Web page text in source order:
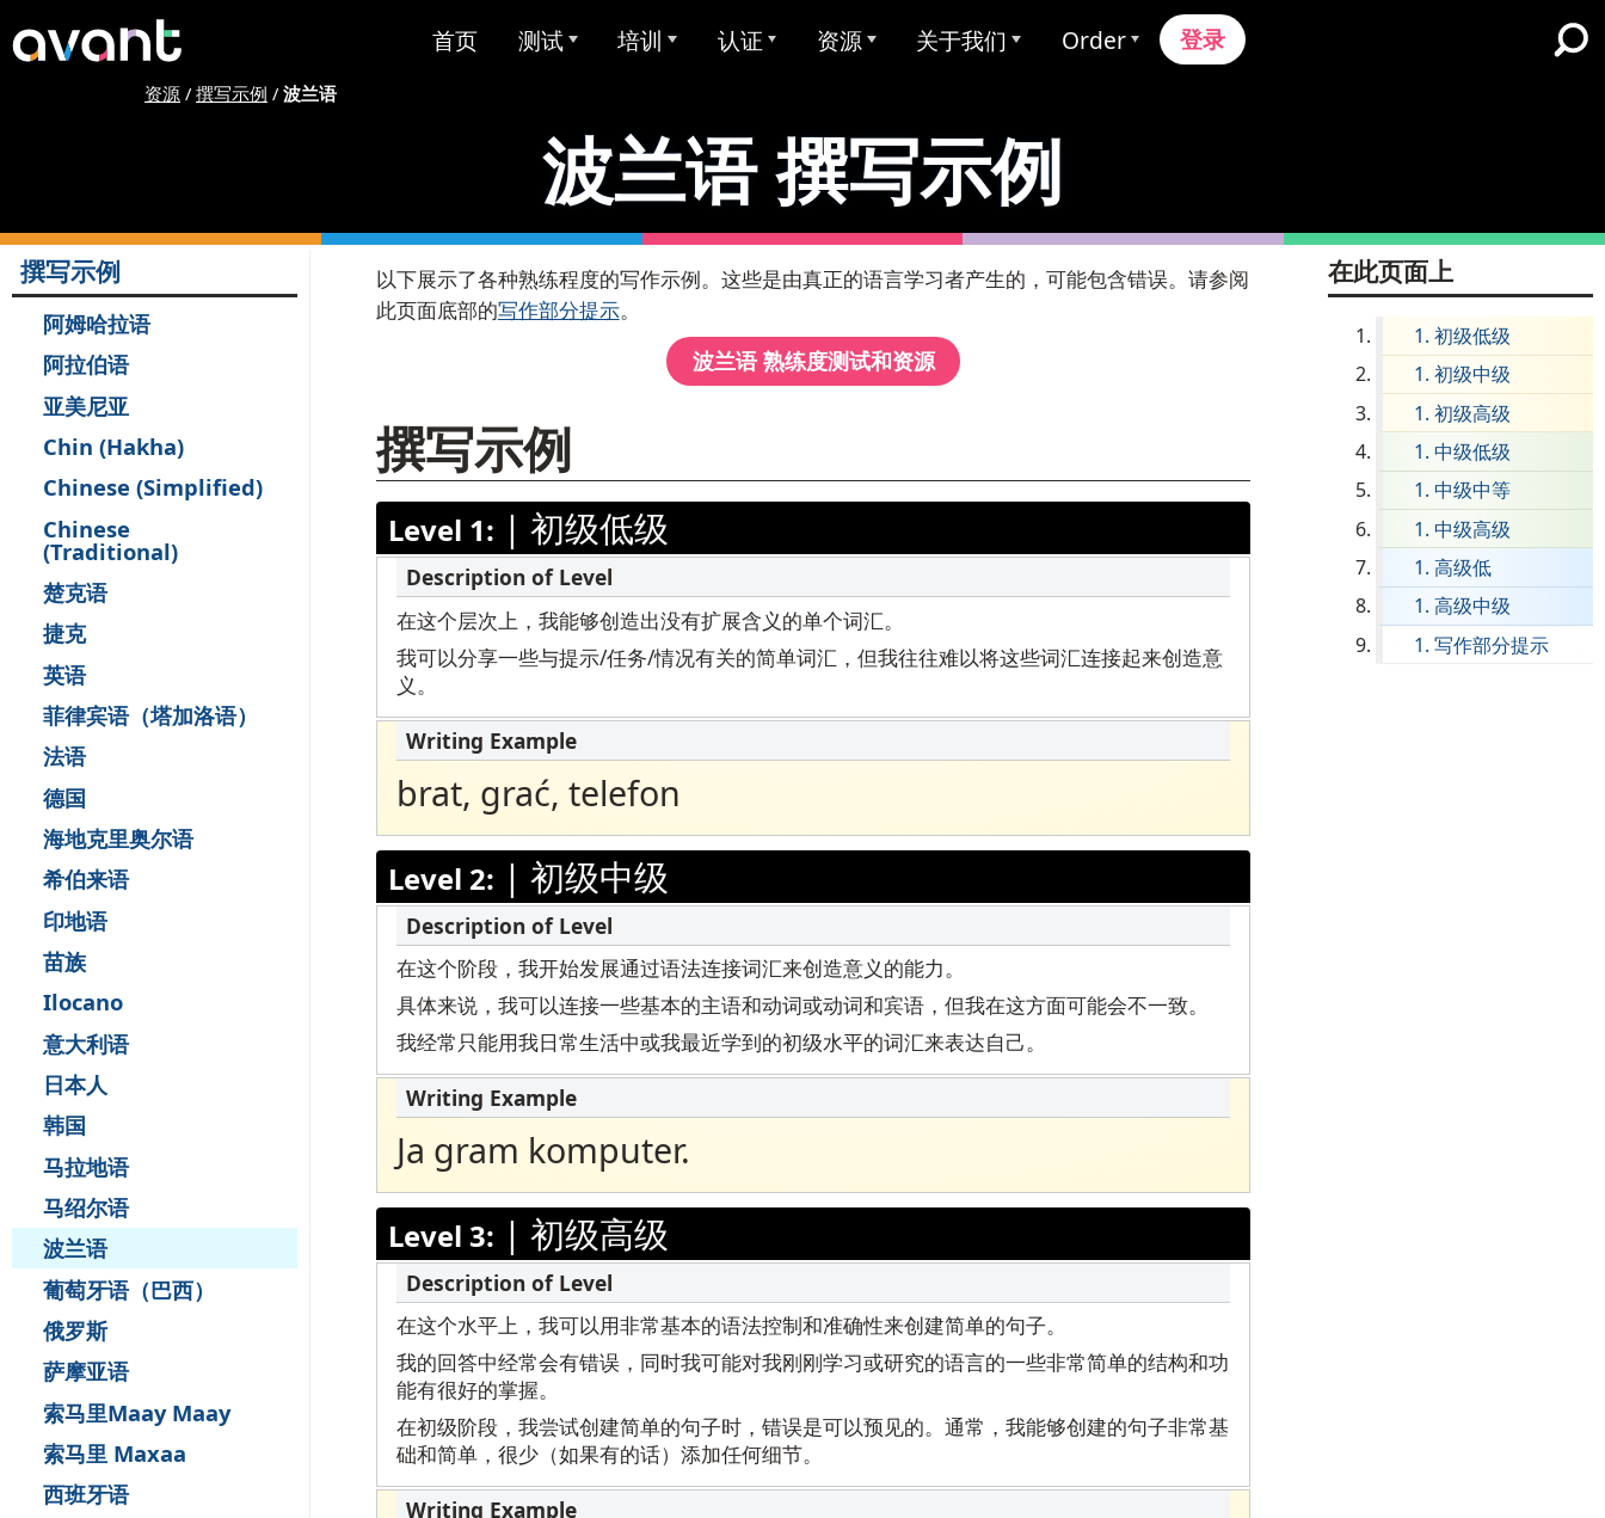
Skip to main content
首页 测试
STAMP 所有STAMP测试
STAMP 4S
STAMP 适用于 CEFR
STAMP 为希伯来语
PLACE
西班牙语传统语言（SHL）测
SHL测试部分描述
阿拉伯语熟练度测试 (APT)
定价
测试语言
远程监考
请求重考
培训
Avant MORE 学习 Avant MORE 学习
MEDLI (双语沉浸式学习)
Mira 语言学习
视频教程
用户指南
认证
Avant 数字徽章
双语能力州州印章
资源
用户指南
撰写示例
集成
Ellevation
STAMP 组织排班
住宿
博客
活动
关于我们
我们服务的对象
我们的团队
合作
Order
定价
获取报价
登录
资源 / 撰写示例 / 波兰语
波兰语撰写示例
撰写示例
阿姆哈拉语
阿拉伯语
亚美尼亚
Chin (Hakha)
Chinese (Simplified)
Chinese
(Traditional)
楚克语
捷克
英语
菲律宾语（塔加洛语）
法语
德国
海地克里奥尔语
希伯来语
印地语
苗族
Ilocano
意大利语
日本人
韩国
马拉地语
马绍尔语
波兰语
葡萄牙语（巴西）
俄罗斯
萨摩亚语
索马里Maay Maay
索马里 Maxaa
西班牙语
在此页面上
初级低级
初级中级
初级高级
中级低级
中级中等
中级高级
高级低
高级中级
写作部分提示
[ snippet shortcode: Writing Examples Text ]
以下展示了各种熟练程度的写作示例。这些是由真正的语言学习者产生的，可能包含错误。请参阅
此页面底部的写作部分提示。
波兰语熟练度测试和资源
撰写示例
Level 1: | 初级低级
在这个层次上，我能够创造出没有扩展含义的单个词汇。
我可以分享一些与提示/任务/情况有关的简单词汇，但我往往难以将这些词汇连接起来创造意
义。
brat, grać, telefon
Level 2: | 初级中级
在这个阶段，我开始发展通过语法连接词汇来创造意义的能力。
具体来说，我可以连接一些基本的主语和动词或动词和宾语，但我在这方面可能会不一致。
我经常只能用我日常生活中或我最近学到的初级水平的词汇来表达自己。
Ja gram komputer.
Level 3: | 初级高级
在这个水平上，我可以用非常基本的语法控制和准确性来创建简单的句子。
我的回答中经常会有错误，同时我可能对我刚刚学习或研究的语言的一些非常简单的结构和功
能有很好的掌握。
在初级阶段，我尝试创建简单的句子时，错误是可以预见的。通常，我能够创建的句子非常基
础和简单，很少（如果有的话）添加任何细节。